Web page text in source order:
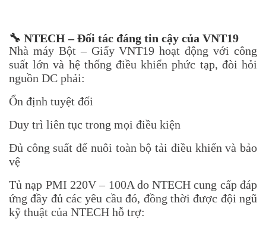
🔧 NTECH – Đối tác đáng tin cậy của VNT19
Nhà máy Bột – Giấy VNT19 hoạt động với công
suất lớn và hệ thống điều khiển phức tạp, đòi hỏi
nguồn DC phải:
Ổn định tuyệt đối
Duy trì liên tục trong mọi điều kiện
Đủ công suất để nuôi toàn bộ tải điều khiển và bảo
vệ
Tủ nạp PMI 220V – 100A do NTECH cung cấp đáp
ứng đầy đủ các yêu cầu đó, đồng thời được đội ngũ
kỹ thuật của NTECH hỗ trợ: